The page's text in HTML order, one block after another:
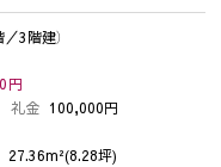
／3階建）
円
礼金 100,000円
27.36m²(8.28坪)